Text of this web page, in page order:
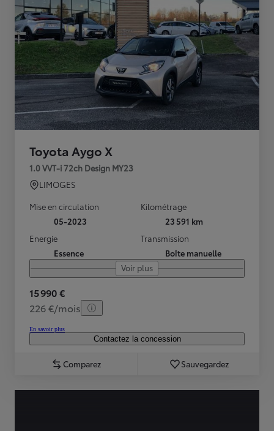
Toyota Aygo X
1.0 VVT-i 72ch Design MY23
LIMOGES
Mise en circulation
05-2023
Kilométrage
23 591 km
Energie
Essence
Transmission
Boîte manuelle
Voir plus
15 990 €
226 €/mois
En savoir plus
Contactez la concession
Comparez Sauvegardez